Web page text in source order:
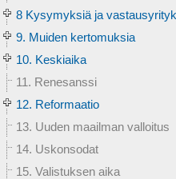
8 Kysymyksiä ja
9. Muiden kertomuksia
10. Keskiaika
11. Renesanssi
12. Reformaatio
13. Uuden maailman valloitus
14. Uskonsodat
15. Valistuksen aika